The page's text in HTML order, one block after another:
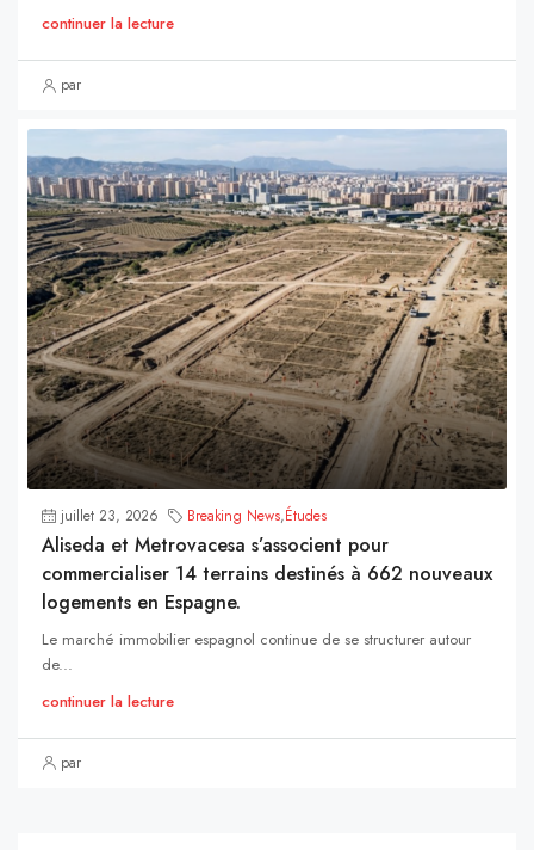
continuer la lecture
par
juillet 23, 2026 Breaking News,Études
Aliseda et Metrovacesa s’associent pour
commercialiser 14 terrains destinés à 662 nouveaux
logements en Espagne.
Le marché immobilier espagnol continue de se structurer autour
de...
continuer la lecture
par